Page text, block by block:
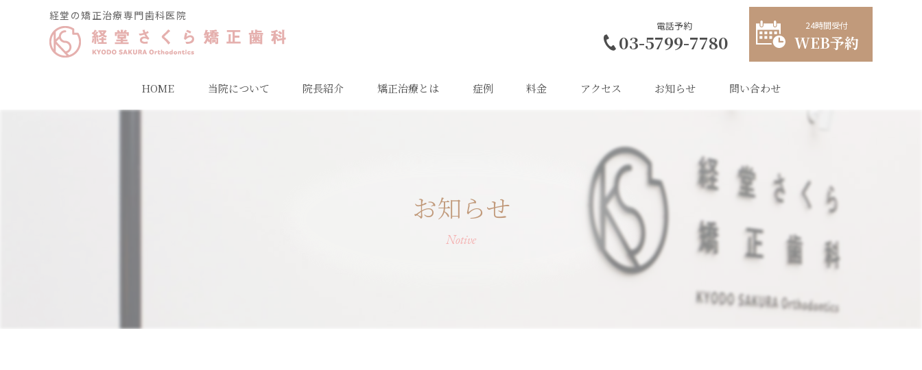
経堂の矯正治療専門歯科医院
電話予約
03-5799-7780
24時間受付
WEB予約
HOME 当院について 院長紹介 矯正治療とは
目立ちにくい矯正
症例 料金 アクセス お知らせ 問い合わせ
お知らせ
Notive